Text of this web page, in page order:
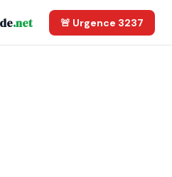
.net 🚨 Urgence 3237